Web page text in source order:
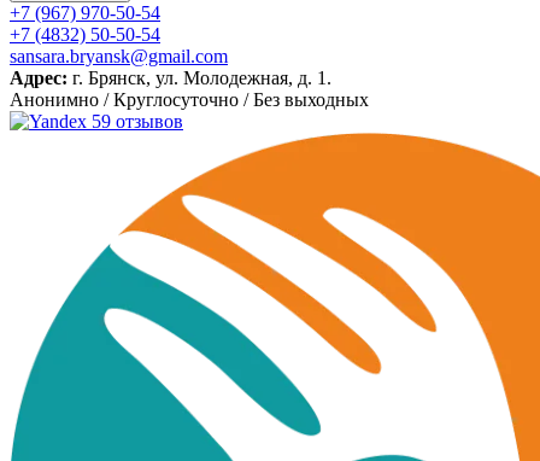
+7 (967) 970-50-54
+7 (4832) 50-50-54
sansara.bryansk@gmail.com
Адрес: г. Брянск, ул. Молодежная, д. 1.
Анонимно / Круглосуточно / Без выходных
59 отзывов